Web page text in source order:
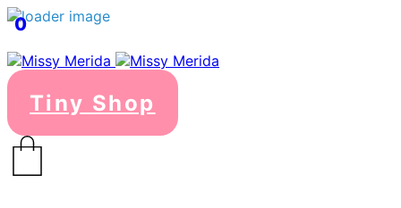
Tiny Shop
0